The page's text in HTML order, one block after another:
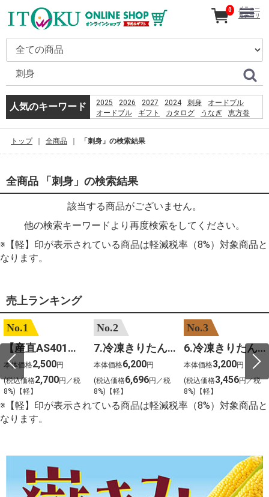
人気のキーワード 2025 2026 2027 2024 刺身
オードブル
オードブル
ギフト カタログ うなぎ
恵方巻
2026
お盆
%E3%81%A6%E3%82%8B%E3%81%BC%E3%83%BC
%D9%82%D8%B4%D9%85
%D8%B3%D8%A7%D8%AD%D9%84
%D8%A8%D8%B1%D8%A7%DB%8C
%D8%B4%D9%86%D8%A7
%D8%AF%D8%A7%D8%B1%D8%AF%D8%9F
0
メニュー
カテゴリ
トップ 全商品 「刺身」の検索結果
全商品 「刺身」の検索結果
該当する商品がございません。
他の検索キーワードより再度検索をしてください。
※【軽】印が表示されている商品は軽減税率（8%）対象商品と
なります。
売上ランキング
No.1
【産直AS401】嶽きみ（サニーショコラ）６本
本体価格2,500円
(税込価格2,700円／税
8%)【軽】
No.2
7.冷凍きりたんぽセットM 野菜なし 4人前
本体価格6,200円
(税込価格6,696円／税
8%)【軽】
No.3
6.冷凍きりたんぽセットＳ 野菜なし 2人前
本体価格3,200円
(税込価格3,456円／税
8%)【軽】
※【軽】印が表示されている商品は軽減税率（8%）対象商品と
なります。